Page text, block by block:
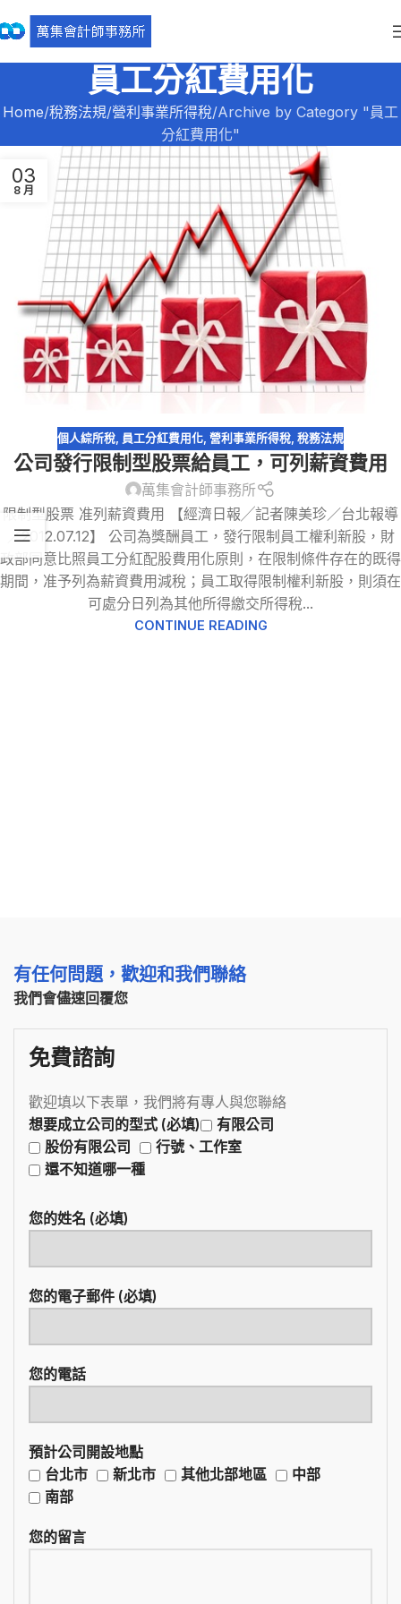
員工分紅費用化
Home 稅務法規 營利事業所得稅 Archive by Category "員工
分紅費用化"
03
8 月
個人綜所稅, 員工分紅費用化, 營利事業所得稅, 稅務法規
公司發行限制型股票給員工，可列薪資費用
萬集會計師事務所
限制型股票 准列薪資費用 【經濟日報╱記者陳美珍／台北報導
／2012.07.12】 公司為獎酬員工，發行限制員工權利新股，財
政部同意比照員工分紅配股費用化原則，在限制條件存在的既得
期間，准予列為薪資費用減稅；員工取得限制權利新股，則須在
可處分日列為其他所得繳交所得稅...
CONTINUE READING
有任何問題，歡迎和我們聯絡
我們會儘速回覆您
免費諮詢
歡迎填以下表單，我們將有專人與您聯絡
想要成立公司的型式 (必填)
有限公司
股份有限公司
行號、工作室
還不知道哪一種
您的姓名 (必填)
您的電子郵件 (必填)
您的電話
預計公司開設地點
台北市
新北市 其他北部地區
中部
南部
您的留言